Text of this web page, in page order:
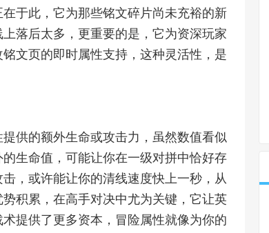
于此，它为那些铭文碎片尚未充裕的新
落后太多，更重要的是，它为资深玩家
文页的即时属性支持，这种灵活性，是
供的额外生命或攻击力，虽然数值看似
生命值，可能让你在一级对拼中恰好存
，或许能让你的清线速度快上一秒，从
积累，在高手对决中尤为关键，它让英
提供了更多资本，冒险属性就像为你的